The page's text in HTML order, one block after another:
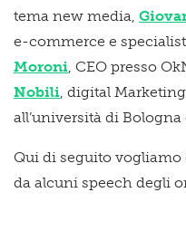
tema new media,
e-commerce e
Moroni , CEO presso
Nobili , digital
all’università di Bologna
Qui di seguito
da alcuni speech degli